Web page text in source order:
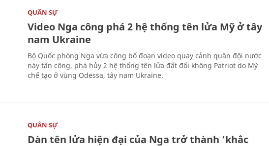
QUÂN SỰ
Video Nga công phá 2 hệ thống tên lửa Mỹ ở tây
nam Ukraine
Bộ Quốc phòng Nga vừa công bố đoạn video quay cảnh quân đội nước
này tấn công, phá hủy 2 hệ thống tên lửa đất đối không Patriot do Mỹ
chế tạo ở vùng Odessa, tây nam Ukraine.
QUÂN SỰ
Dàn tên lửa hiện đại của Nga trở thành ‘khắc